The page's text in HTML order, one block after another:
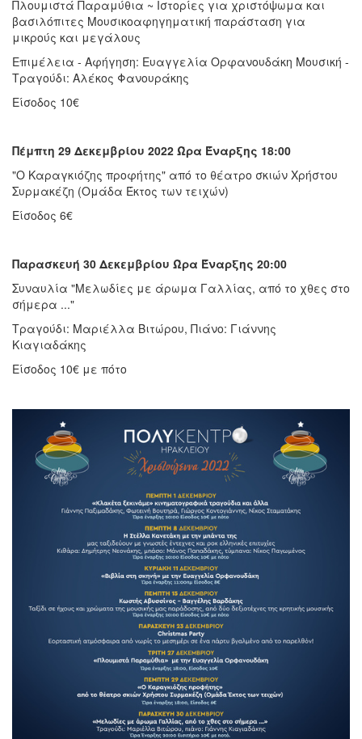
Πλουμιστά Παραμύθια ~ Ιστορίες για χριστόψωμα και
βασιλόπιτες Μουσικοαφηγηματική παράσταση για
μικρούς και μεγάλους
Επιμέλεια - Αφήγηση: Ευαγγελία Ορφανουδάκη Μουσική -
Τραγούδι: Αλέκος Φανουράκης
Είσοδος 10€
Πέμπτη 29 Δεκεμβρίου 2022 Ώρα Έναρξης 18:00
"Ο Καραγκιόζης προφήτης" από το θέατρο σκιών Χρήστου
Συρμακέζη (Ομάδα Έκτος των τειχών)
Είσοδος 6€
Παρασκευή 30 Δεκεμβρίου Ώρα Έναρξης 20:00
Συναυλία "Μελωδίες με άρωμα Γαλλίας, από το χθες στο
σήμερα ..."
Τραγούδι: Μαριέλλα Βιτώρου, Πιάνο: Γιάννης
Κιαγιαδάκης
Είσοδος 10€ με πότο